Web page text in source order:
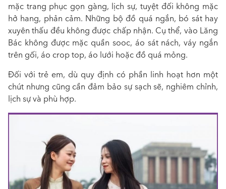
mặc trang phục gọn gàng, lịch sự, tuyệt đối không mặc
hở hang, phản cảm. Những bộ đồ quá ngắn, bó sát hay
xuyên thấu đều không được chấp nhận. Cụ thể, vào Lăng
Bác không được mặc quần sooc, áo sát nách, váy ngắn
trên gối, áo crop top, áo lưới hoặc đồ quá mỏng.
Đối với trẻ em, dù quy định có phần linh hoạt hơn một
chút nhưng cũng cần đảm bảo sự sạch sẽ, nghiêm chỉnh,
lịch sự và phù hợp.